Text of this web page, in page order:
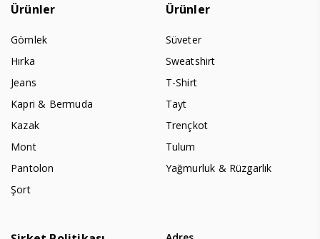
Ürünler
Gömlek
Hırka
Jeans
Kapri & Bermuda
Kazak
Mont
Pantolon
Şort
Ürünler
Süveter
Sweatshirt
T-Shirt
Tayt
Trençkot
Tulum
Yağmurluk & Rüzgarlık